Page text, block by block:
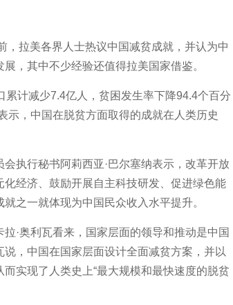
拉美各界人士热议中国减贫成就，并认为中
，其中不少经验还值得拉美国家借鉴。
计减少7.4亿人，贫困发生率下降94.4个百分
示，中国在脱贫方面取得的成就在人类历史
行秘书阿莉西亚·巴尔塞纳表示，改革开放
经济、鼓励开展自主科技研发、促进绿色能
之一就体现为中国民众收入水平提升。
奥利瓦看来，国家层面的领导和推动是中国
，中国在国家层面设计全面减贫方案，并以
实现了人类史上“最大规模和最快速度的脱贫